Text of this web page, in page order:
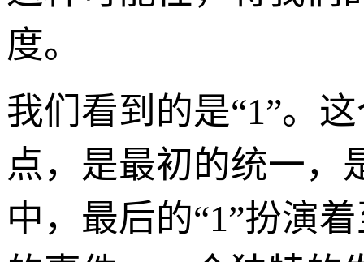
度。
我们看到的是“1”。
点，是最初的统一，
中，最后的“1”扮演